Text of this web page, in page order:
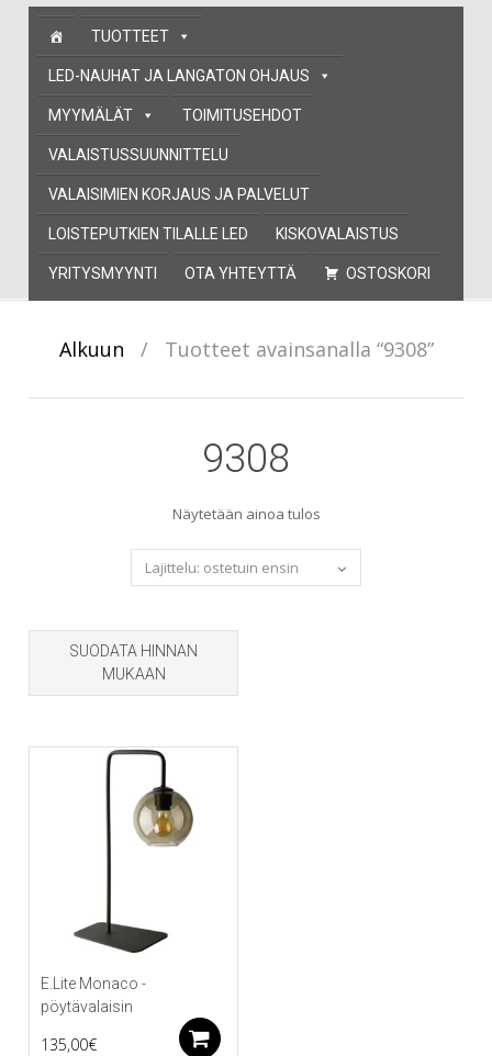
Skip
content
TUOTTEET
LED-NAUHAT JA LANGATON OHJAUS
MYYMÄLÄT TOIMITUSEHDOT
VALAISTUSSUUNNITTELU
VALAISIMIEN KORJAUS JA PALVELUT
LOISTEPUTKIEN TILALLE LED KISKOVALAISTUS
YRITYSMYYNTI OTA YHTEYTTÄ OSTOSKORI
Alkuun / Tuotteet avainsanalla “9308”
9308
Näytetään ainoa tulos
SUODATA HINNAN
MUKAAN
E.Lite Monaco -
pöytävalaisin
135,00€